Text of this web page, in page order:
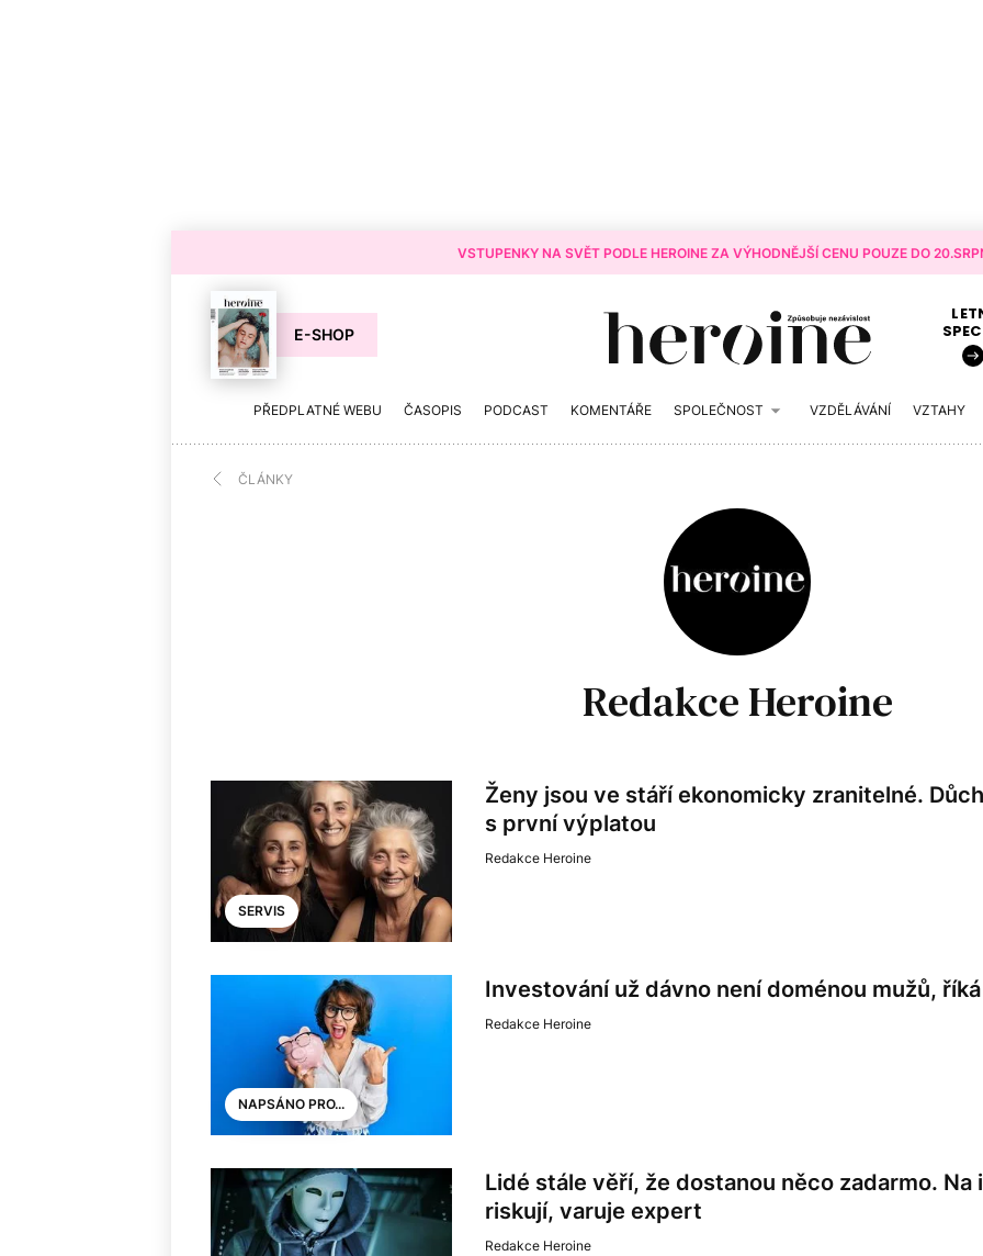
VSTUPENKY NA SVĚT PODLE HEROINE ZA VÝHODNĚJŠÍ CENU POUZE DO
E-SHOP
PŘEDPLATNÉ WEBU ČASOPIS PODCAST KOMENTÁŘE SPOLEČNOST VZDĚLÁVÁNÍ VZTAHY
ČLÁNKY
Redakce Heroine
SERVIS
Ženy jsou ve stáří ekonomicky zranitelné.
s první výplatou
Redakce Heroine
NAPSÁNO PRO...
Investování už dávno není doménou mužů,
Redakce Heroine
Lidé stále věří, že dostanou něco zadarmo.
riskují, varuje expert
Redakce Heroine